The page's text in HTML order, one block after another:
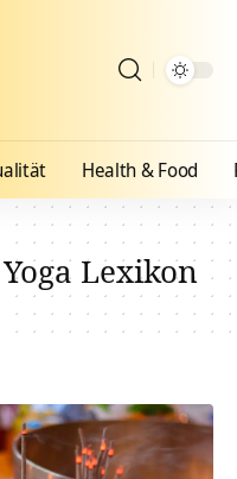
Health & Food
Lexikon